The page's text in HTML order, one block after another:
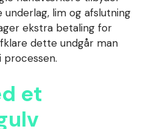
lim og afslutning
ekstra betaling for
dette undgår man
processen.
et